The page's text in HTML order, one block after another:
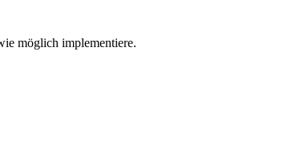
möglich implementiere.